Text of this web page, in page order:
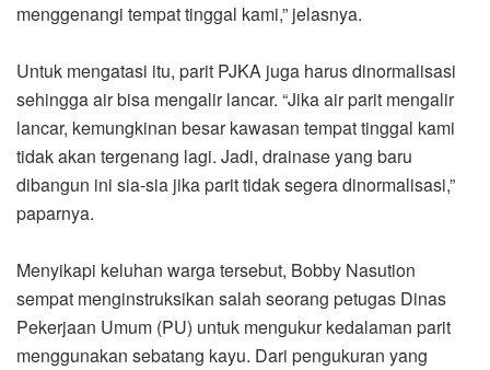
menggenangi tempat tinggal kami,” jelasnya.
Untuk mengatasi itu, parit PJKA juga harus dinormalisasi
sehingga air bisa mengalir lancar. “Jika air parit mengalir
lancar, kemungkinan besar kawasan tempat tinggal kami
tidak akan tergenang lagi. Jadi, drainase yang baru
dibangun ini sia-sia jika parit tidak segera dinormalisasi,”
paparnya.
Menyikapi keluhan warga tersebut, Bobby Nasution
sempat menginstruksikan salah seorang petugas Dinas
Pekerjaan Umum (PU) untuk mengukur kedalaman parit
menggunakan sebatang kayu. Dari pengukuran yang